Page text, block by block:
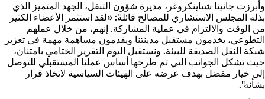
وأبرزت جانينا شتاينكروغر، مديرة شؤون التنقل، الجهد المتميز الذي
بذله المجلس الاستشاري للمصالح قائلةً: «لقد استثمر الأعضاء الكثير
من الوقت والالتزام في عملية المشاركة. إنهم، من خلال عملهم
التطوعي، يخدمون مستقبل مدينتنا ويقدمون مساهمة مهمة في تعزيز
شبكة النقل الصديقة للبيئة. ونستقبل اليوم التقرير الختامي بامتنان،
حيث تشكل الجوانب التي تم طرحها أساس عملنا المستقبلي للتوصل
إلى خيار مفضل بهدف عرضه على الهيئات السياسية لاتخاذ قرار
بشأنه".